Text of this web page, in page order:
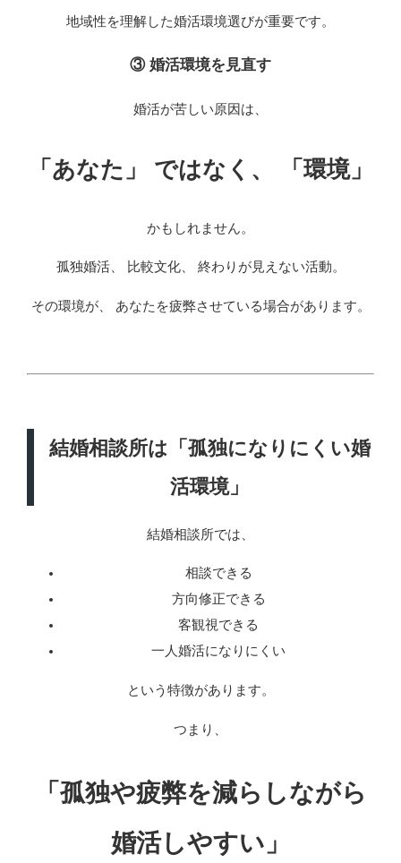
地域性を理解した婚活環境選びが重要です。
③ 婚活環境を見直す
婚活が苦しい原因は、
「あなた」 ではなく、 「環境」
かもしれません。
孤独婚活、 比較文化、 終わりが見えない活動。
その環境が、 あなたを疲弊させている場合があります。
結婚相談所は「孤独になりにくい婚
活環境」
結婚相談所では、
相談できる
方向修正できる
客観視できる
一人婚活になりにくい
という特徴があります。
つまり、
「孤独や疲弊を減らしながら
婚活しやすい」